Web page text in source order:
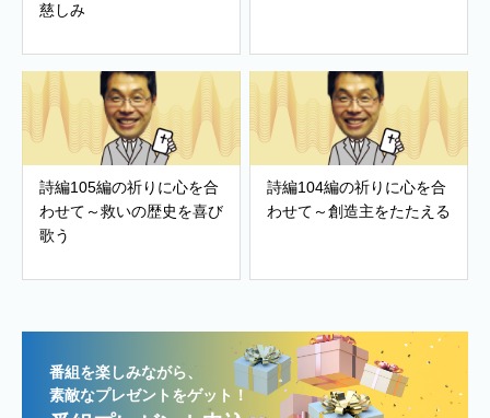
慈しみ
詩編105編の祈りに心を合
わせて～救いの歴史を喜び
歌う
詩編104編の祈りに心を合
わせて～創造主をたたえる
番組を楽しみながら、
素敵なプレゼントをゲット！